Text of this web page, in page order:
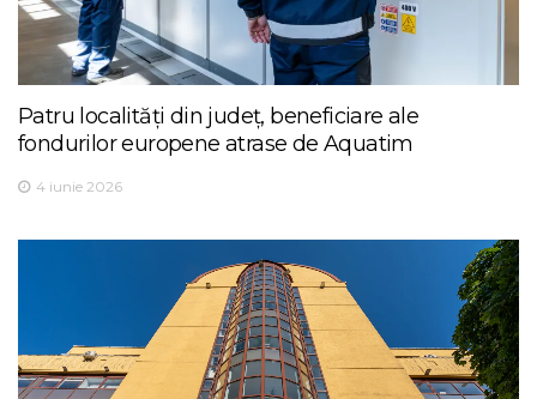
Patru localități din județ, beneficiare ale
fondurilor europene atrase de Aquatim
4 iunie 2026